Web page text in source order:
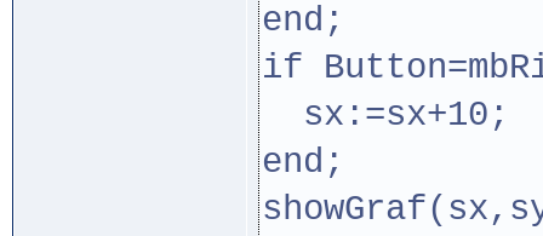
end;
if
sx:=sx+10;
end;